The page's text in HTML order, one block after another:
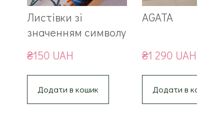
Листівки зі
значенням символу
₴150 UAH
Додати в кошик
AGATA
₴1 290 UAH
Додати в кошик